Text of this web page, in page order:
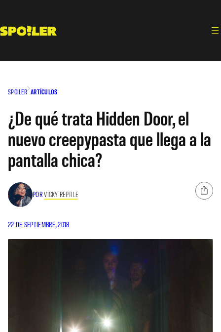
contenido
SPOILER ARTÍCULOS
¿De qué trata Hidden Door, el
nuevo creepypasta que llega a la
pantalla chica?
PORVICKY REPTILE
22 DE SEPTIEMBRE, 2018